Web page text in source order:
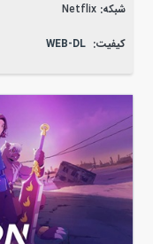
شبکه: Netflix
کیفیت: WEB-DL